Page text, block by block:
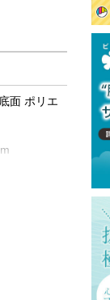
面 ポリエ